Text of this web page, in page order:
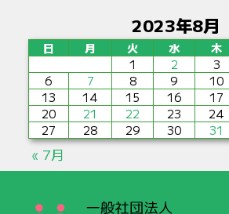
2023年8月
日 月 火 水 木
1
2 3
6
7 8 9 10
13
14 15 16 17
20
21 22 23 24
27
28 29 30 31
« 7月